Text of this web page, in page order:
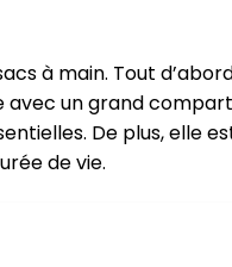
à main. Tout
un grand
De plus, elle
de vie.